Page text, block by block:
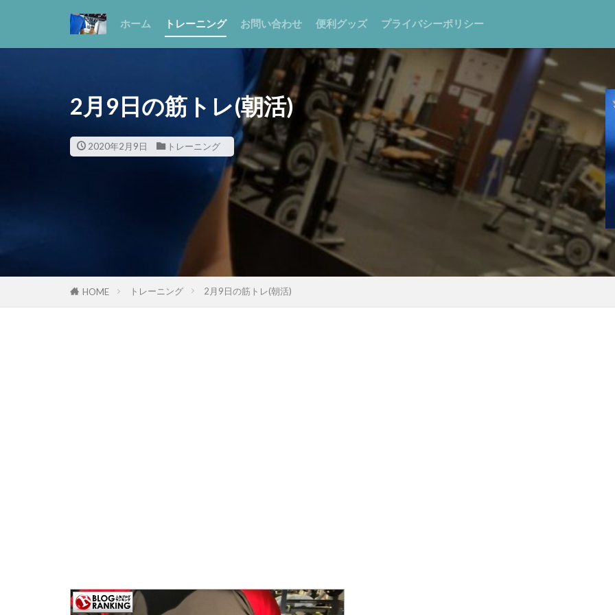
ホーム トレーニング お問い合わせ 便利グッズ プライバシーポリシー
2月9日の筋トレ(朝活)
2020年2月9日 トレーニング
HOME トレーニング 2月9日の筋トレ(朝活)